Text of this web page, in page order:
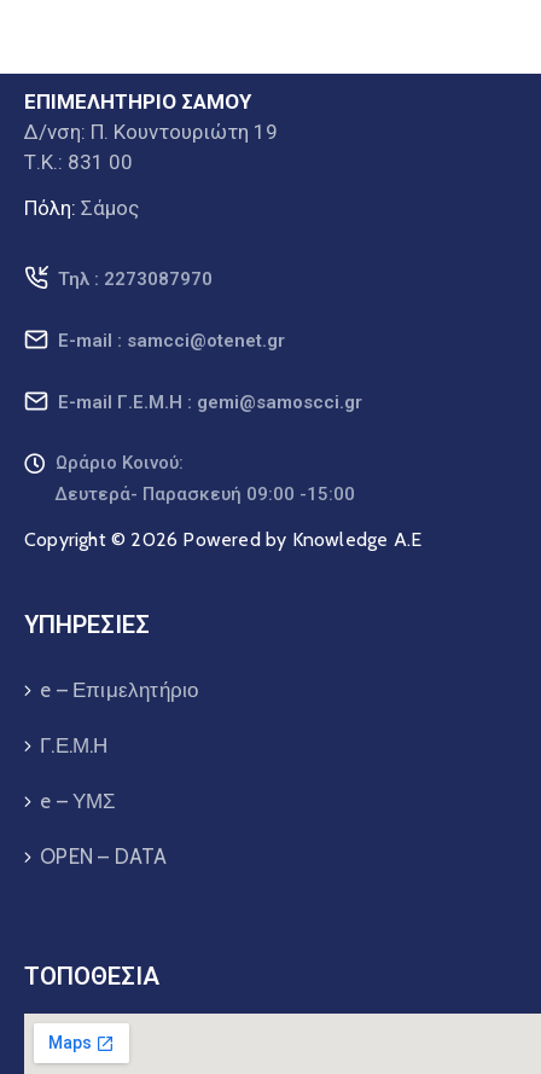
ΕΠΙΜΕΛΗΤΗΡΙΟ ΣΑΜΟΥ
Δ/νση: Π. Κουντουριώτη 19
Τ.Κ.: 831 00
Πόλη: Σάμος
Τηλ : 2273087970
E-mail : samcci@otenet.gr
E-mail Γ.Ε.Μ.Η : gemi@samoscci.gr
Ωράριο Κοινού:
Δευτερά- Παρασκευή 09:00 -15:00
Copyright © 2026 Powered by Knowledge A.E
ΥΠΗΡΕΣΙΕΣ
e – Επιμελητήριο
Γ.Ε.Μ.Η
e – ΥΜΣ
OPEN – DATA
ΤΟΠΟΘΕΣΙΑ